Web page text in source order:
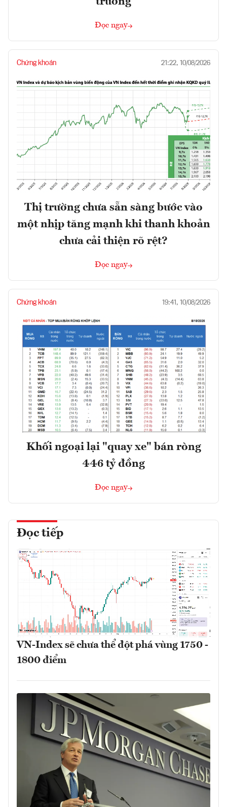
Đọc ngay
Chứng khoán 21:22, 10/08/2026
Thị trường chưa sẵn sàng bước vào
một nhịp tăng mạnh khi thanh khoản
chưa cải thiện rõ rệt?
Đọc ngay
Chứng khoán 19:41, 10/08/2026
Khối ngoại lại "quay xe" bán ròng
446 tỷ đồng
Đọc ngay
Đọc tiếp
VN-Index sẽ chưa thể đột phá vùng 1750 -
1800 điểm